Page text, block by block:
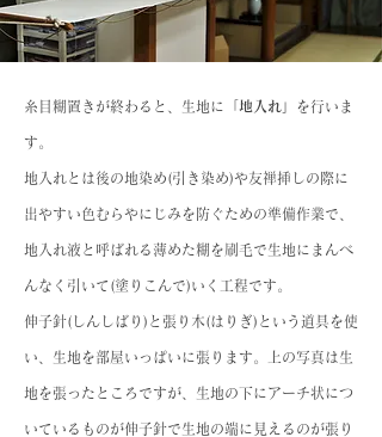
糸目糊置きが終わると、生地に「 地入れ」 を行いま
す。
地入れとは後の地染め(引き染め)や友禅挿しの際に
出やすい色むらやにじみを防ぐための準備作業で、
地入れ液と呼ばれる薄めた糊を刷毛で生地にまんべ
んなく引いて(塗りこんで)いく工程です。
伸子針(しんしばり)と張り木(はりぎ)という道具を使
い、生地を部屋いっぱいに張ります。上の写真は生
地を張ったところですが、生地の下にアーチ状につ
いているものが伸子針で生地の端に見えるのが張り